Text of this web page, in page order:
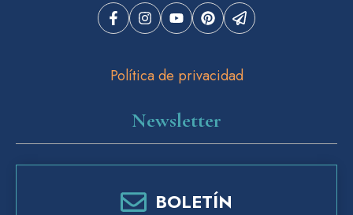
Política de privacidad
Newsletter
BOLETÍN